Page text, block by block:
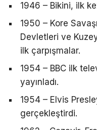
1946 – Bikini, ilk
1950 – Kore
Devletleri ve
ilk çarpışmalar.
1954 – BBC ilk
yayınladı.
1954 – Elvis
gerçekleştirdi.